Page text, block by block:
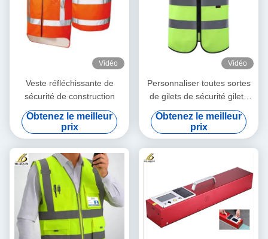
Vidéo
Veste réfléchissante de
sécurité de construction
Obtenez le meilleur
prix
Vidéo
Personnaliser toutes sortes
de gilets de sécurité gilets
réfléchissants vêtements
haute luminosité gilets
réfléchissants
Obtenez le meilleur
prix